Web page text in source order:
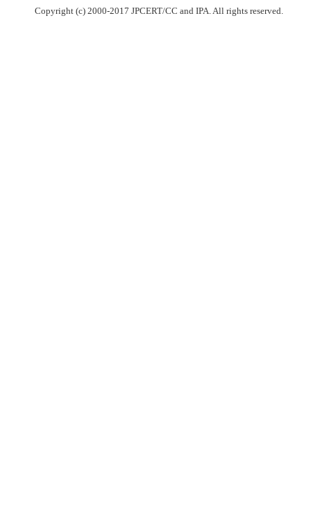
Copyright (c) 2000-2017 JPCERT/CC and IPA. All rights reserved.